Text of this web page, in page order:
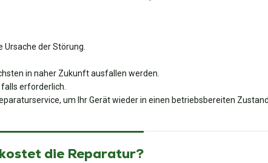
der Störung.
in naher Zukunft ausfallen werden.
erforderlich.
um Ihr Gerät wieder in einen betriebsbereiten
die Reparatur?